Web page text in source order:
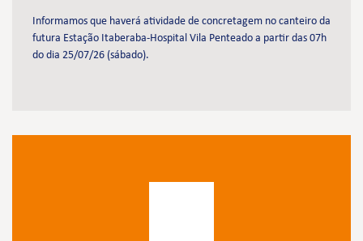
Informamos que haverá atividade de concretagem no canteiro da
futura Estação Itaberaba-Hospital Vila Penteado a partir das 07h
do dia 25/07/26 (sábado).